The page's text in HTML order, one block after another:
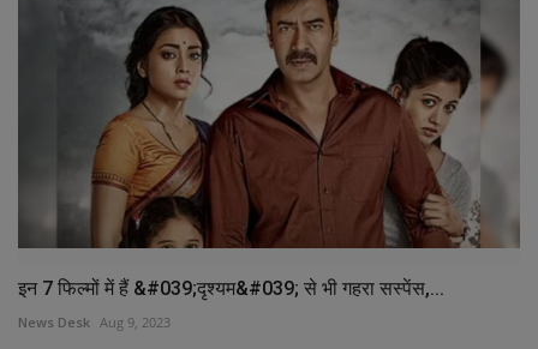
इन 7 फिल्मों में हैं &#039;दृश्यम&#039; से भी गहरा सस्पेंस,...
News Desk Aug 9, 2023